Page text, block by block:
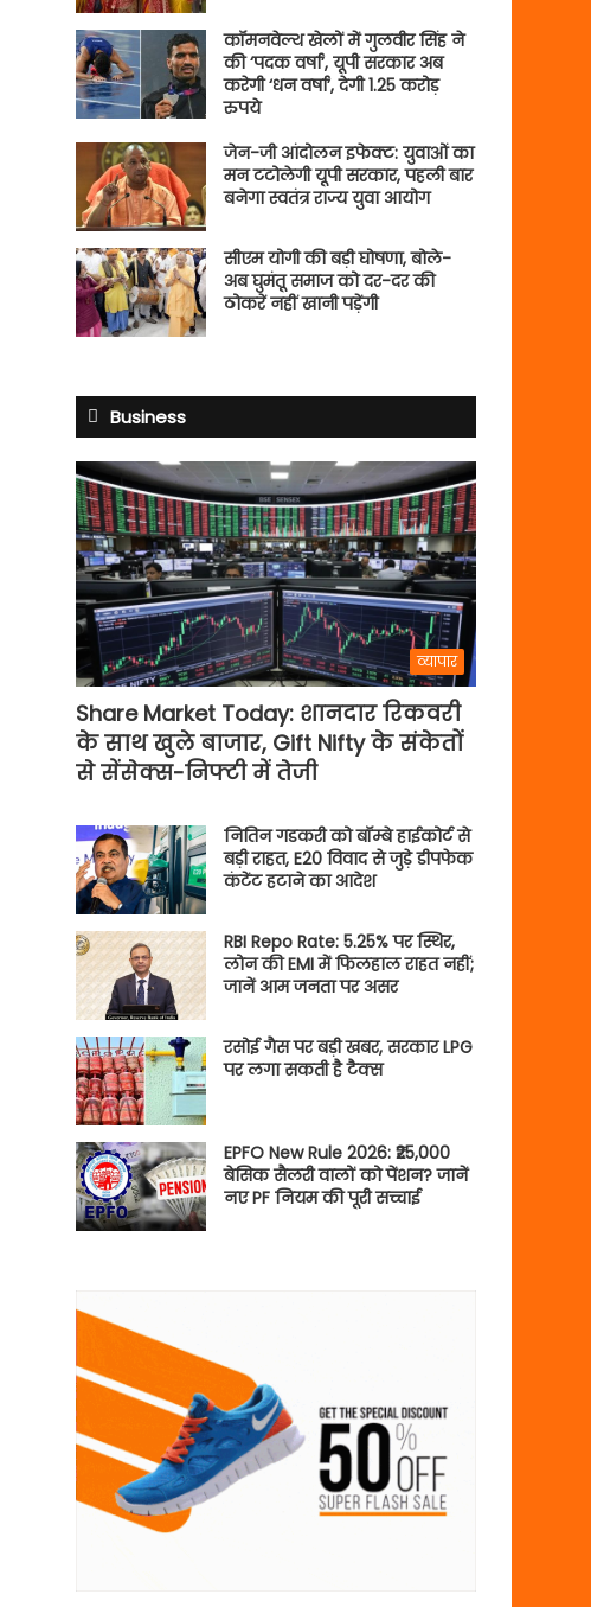
कॉमनवेल्थ खेलों में गुलवीर सिंह ने
की ‘पदक वर्षा’, यूपी सरकार अब
करेगी ‘धन वर्षा’, देगी 1.25 करोड़
रुपये
जेन-जी आंदोलन इफेक्ट: युवाओं का
मन टटोलेगी यूपी सरकार, पहली बार
बनेगा स्वतंत्र राज्य युवा आयोग
सीएम योगी की बड़ी घोषणा, बोले-
अब घुमंतू समाज को दर-दर की
ठोकरें नहीं खानी पड़ेंगी
Business
व्यापार
Share Market Today: शानदार रिकवरी
के साथ खुले बाजार, Gift Nifty के संकेतों
से सेंसेक्स-निफ्टी में तेजी
नितिन गडकरी को बॉम्बे हाईकोर्ट से
बड़ी राहत, E20 विवाद से जुड़े डीपफेक
कंटेंट हटाने का आदेश
RBI Repo Rate: 5.25% पर स्थिर,
लोन की EMI में फिलहाल राहत नहीं;
जानें आम जनता पर असर
रसोई गैस पर बड़ी खबर, सरकार LPG
पर लगा सकती है टैक्स
EPFO New Rule 2026: ₹25,000
बेसिक सैलरी वालों को पेंशन? जानें
नए PF नियम की पूरी सच्चाई